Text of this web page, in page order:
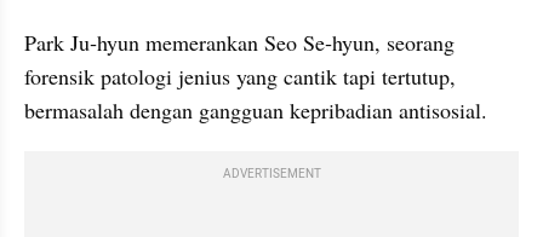
Park Ju‑hyun memerankan Seo Se‑hyun, seorang
forensik patologi jenius yang cantik tapi tertutup,
bermasalah dengan gangguan kepribadian antisosial.
ADVERTISEMENT